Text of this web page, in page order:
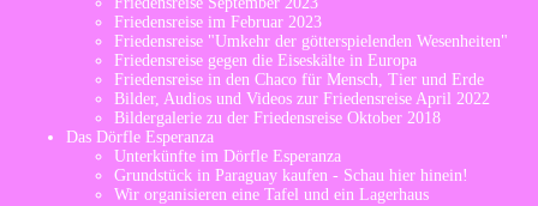
Friedensreise im Februar 2023
Friedensreise "Umkehr der götterspielenden Wesenheiten"
Friedensreise gegen die Eiseskälte in Europa
Friedensreise in den Chaco für Mensch, Tier und Erde
Bilder, Audios und Videos zur Friedensreise April 2022
Bildergalerie zu der Friedensreise Oktober 2018
Das Dörfle Esperanza
Unterkünfte im Dörfle Esperanza
Grundstück in Paraguay kaufen - Schau hier hinein!
Wir organisieren eine Tafel und ein Lagerhaus